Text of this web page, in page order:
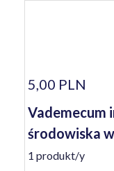
5,00 PLN
Vademecum
środowiska
1 produkt/y